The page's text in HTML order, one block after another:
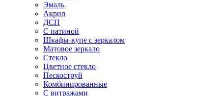
Эмаль
Акрил
ДСП
С патиной
Шкафы-купе с зеркалом
Матовое зеркало
Стекло
Цветное стекло
Пескоструй
Комбинированные
С витражами